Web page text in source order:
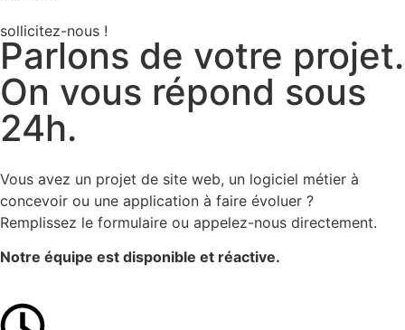
sollicitez-nous !
Parlons de votre projet.
On vous répond sous
24h.
Vous avez un projet de site web, un logiciel métier à
concevoir ou une application à faire évoluer ?
Remplissez le formulaire ou appelez-nous directement.
Notre équipe est disponible et réactive.